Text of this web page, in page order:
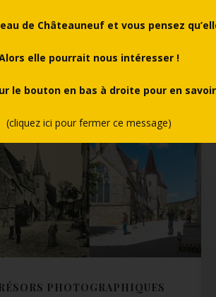
de Châteauneuf et vous pensez
elle pourrait nous intéresser !
le bouton en bas à droite pour en
(cliquez ici pour fermer ce message)
PHOTOGRAPHIQUES